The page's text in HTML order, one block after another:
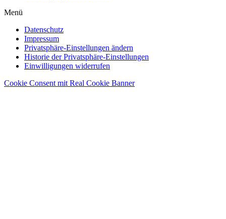
Menü
Datenschutz
Impressum
Privatsphäre-Einstellungen ändern
Historie der Privatsphäre-Einstellungen
Einwilligungen widerrufen
Cookie Consent mit Real Cookie Banner